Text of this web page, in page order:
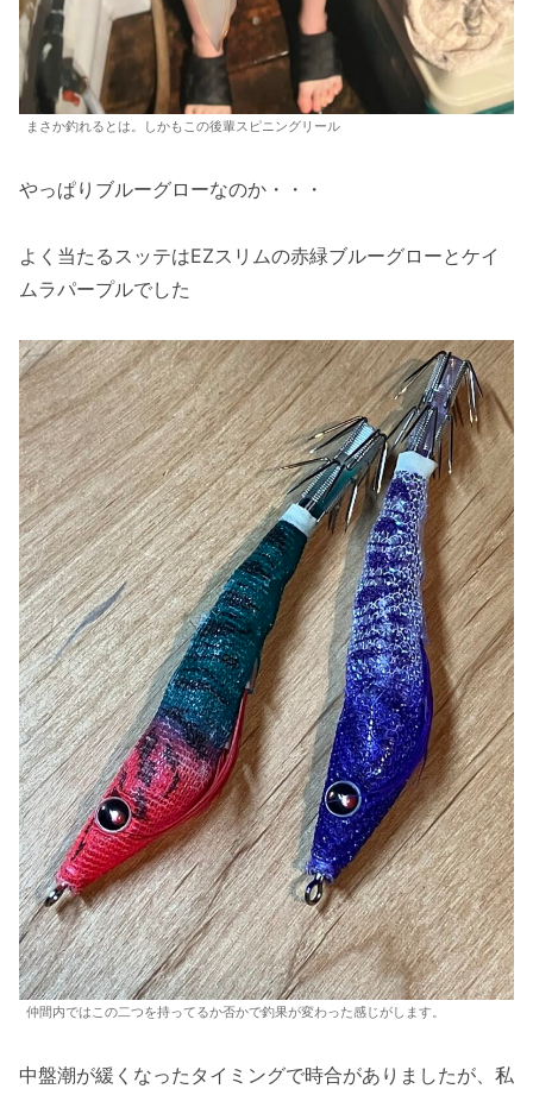
まさか釣れるとは。しかもこの後輩スピニングリール
やっぱりブルーグローなのか・・・
よく当たるスッテはEZスリムの赤緑ブルーグローとケイ
ムラパープルでした
仲間内ではこの二つを持ってるか否かで釣果が変わった感じがします。
中盤潮が緩くなったタイミングで時合がありましたが、私